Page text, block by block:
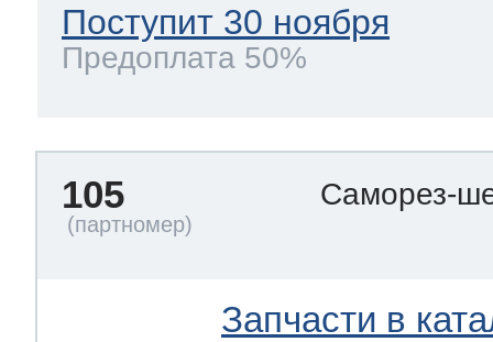
Поступит 30 ноября
Предоплата 50%
105 Саморез-
Запчасти в